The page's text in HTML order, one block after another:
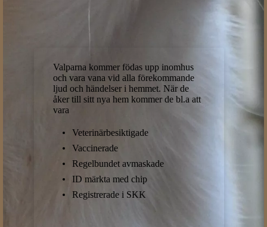
Valparna kommer födas upp inomhus
och vara vana vid alla förekommande
ljud och händelser i hemmet. När de
åker till sitt nya hem kommer de bl.a att
vara
Veterinärbesiktigade
Vaccinerade
Regelbundet avmaskade
ID märkta med chip
Registrerade i SKK